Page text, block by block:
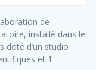
de
installé dans le
doté d’un studio
et 1